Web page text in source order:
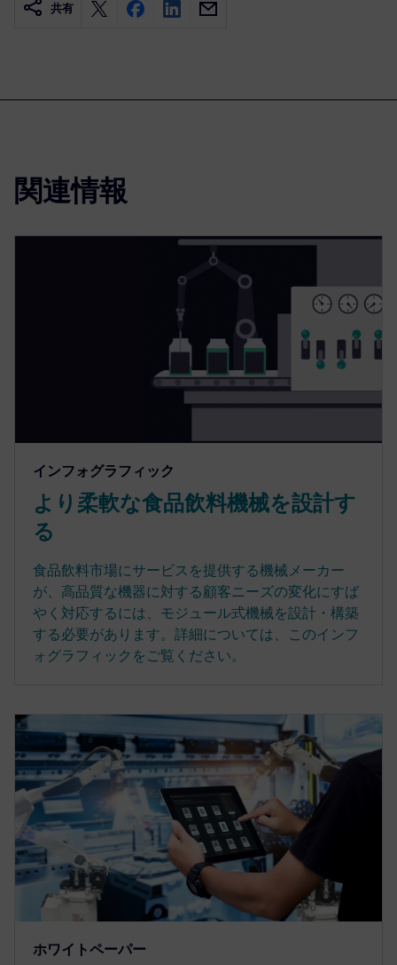
共有
関連情報
インフォグラフィック
より柔軟な食品飲料機械を設計す
る
食品飲料市場にサービスを提供する機械メーカー
が、高品質な機器に対する顧客ニーズの変化にすば
やく対応するには、モジュール式機械を設計・構築
する必要があります。詳細については、このインフ
ォグラフィックをご覧ください。
ホワイトペーパー